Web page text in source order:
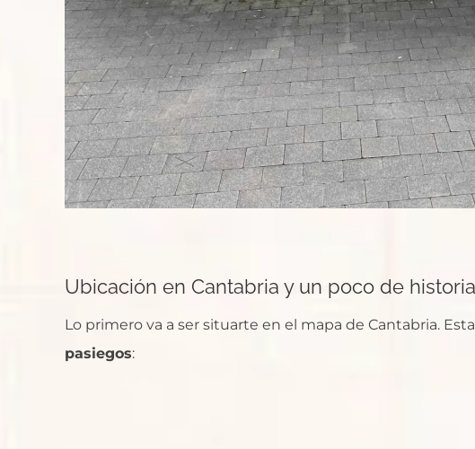
Ubicación en Cantabria y un poco de
Lo primero va a ser situarte en el mapa de Cantabria.
pasiegos: